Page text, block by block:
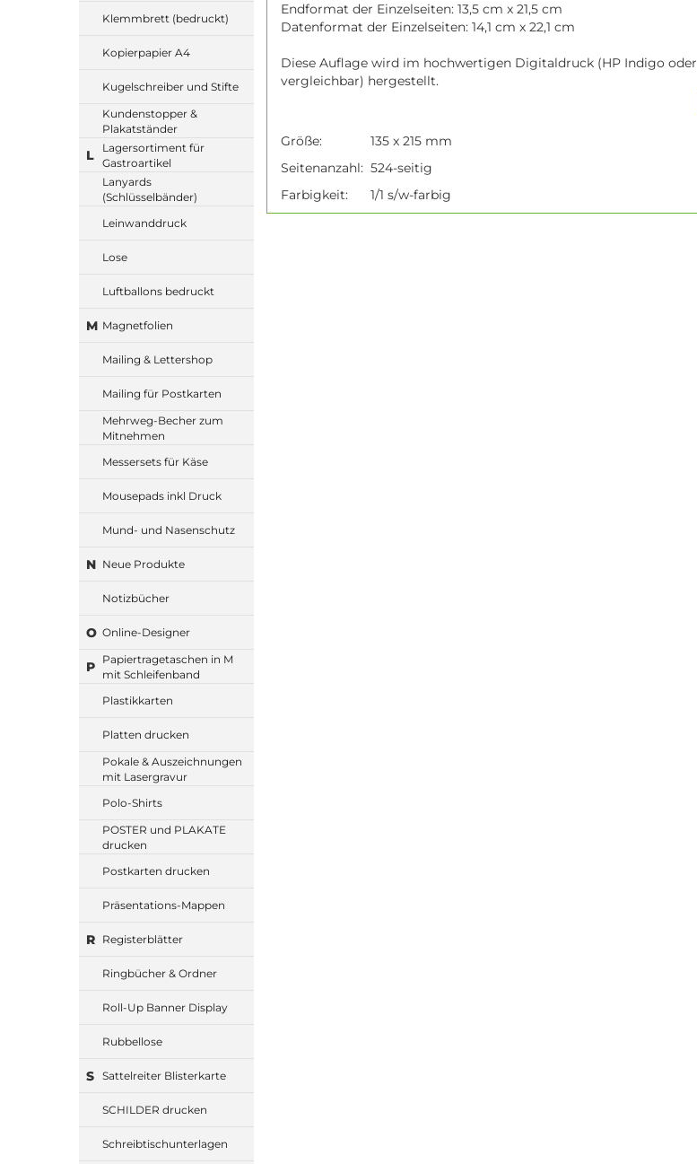
Klemmbrett (bedruckt)
Kopierpapier A4
Kugelschreiber und Stifte
Kundenstopper &
Plakatständer
L
Lagersortiment für
Gastroartikel
Lanyards
(Schlüsselbänder)
Leinwanddruck
Lose
Luftballons bedruckt
M Magnetfolien
Mailing & Lettershop
Mailing für Postkarten
Mehrweg-Becher zum
Mitnehmen
Messersets für Käse
Mousepads inkl Druck
Mund- und Nasenschutz
N Neue Produkte
Notizbücher
O Online-Designer
P Papiertragetaschen in M
mit Schleifenband
Plastikkarten
Platten drucken
Pokale & Auszeichnungen
mit Lasergravur
Polo-Shirts
POSTER und PLAKATE
drucken
Postkarten drucken
Präsentations-Mappen
R Registerblätter
Ringbücher & Ordner
Roll-Up Banner Display
Rubbellose
S Sattelreiter Blisterkarte
SCHILDER drucken
Schreibtischunterlagen
Endformat der Einzelseiten: 13,5 cm x 21,5 cm
Datenformat der Einzelseiten: 14,1 cm x 22,1 cm
Diese Auflage wird im hochwertigen Digitaldruck (HP Indigo oder
vergleichbar) hergestellt.
Größe:
135 x 215 mm
Seitenanzahl: 524-seitig
Farbigkeit:
1/1 s/w-farbig